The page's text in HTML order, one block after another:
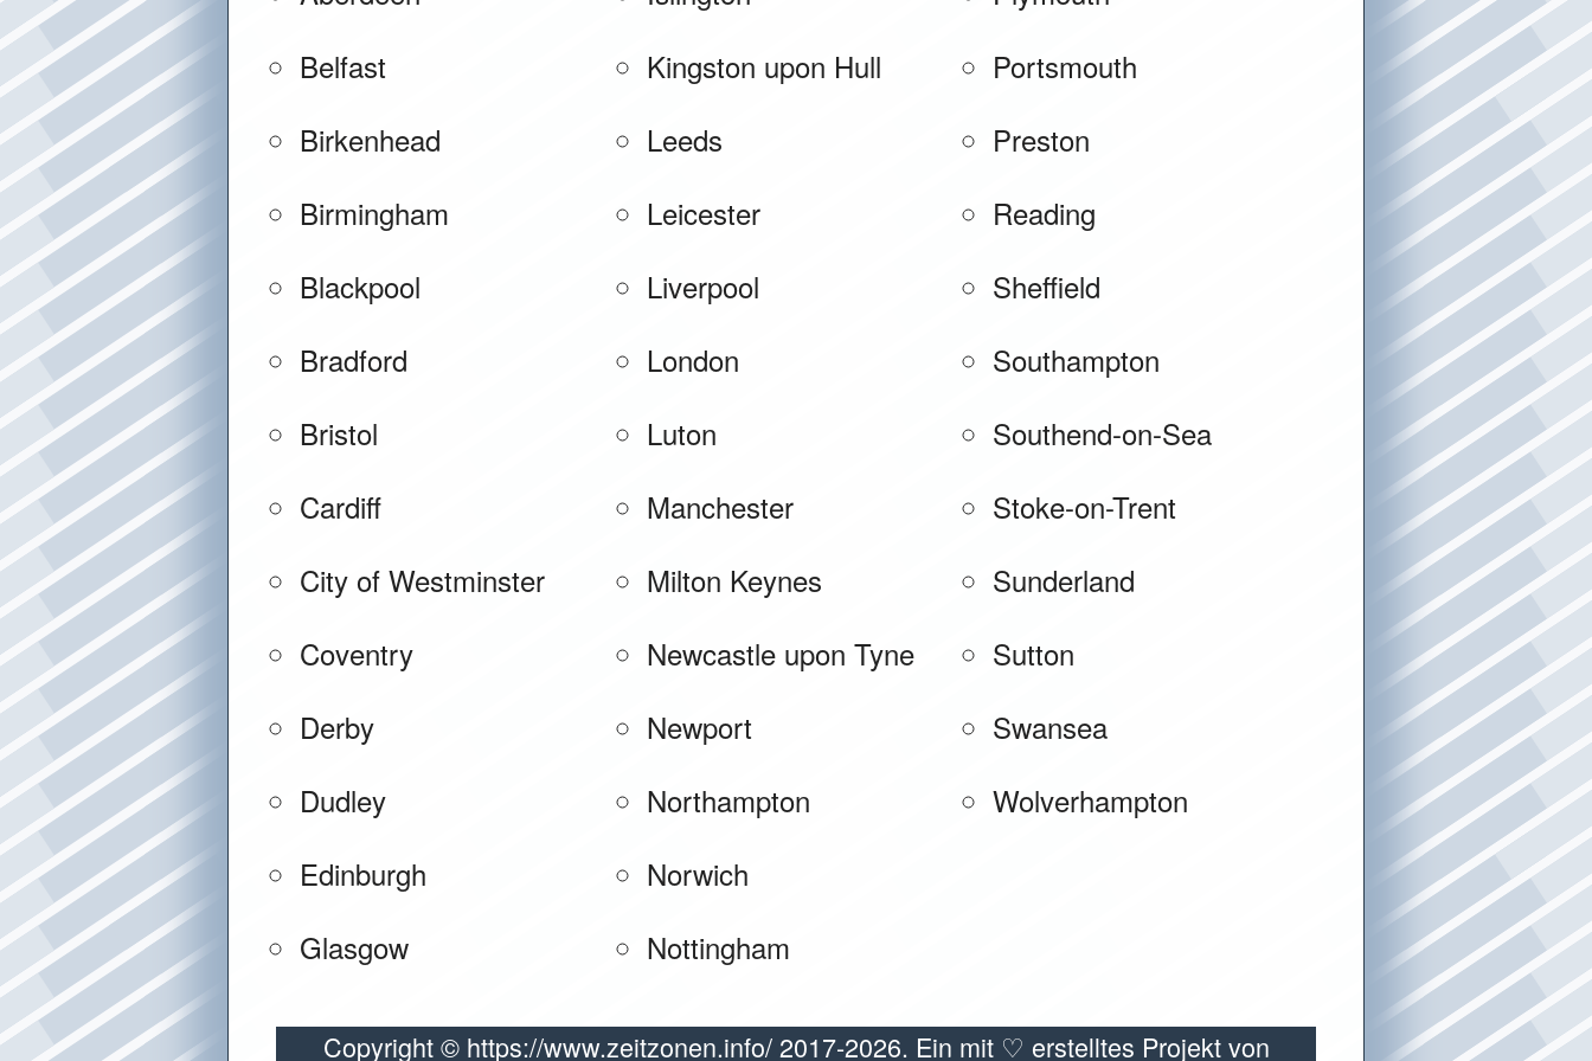
Belfast
Birkenhead
Birmingham
Blackpool
Bradford
Bristol
Cardiff
City of Westminster
Coventry
Derby
Dudley
Edinburgh
Glasgow
Kingston upon Hull
Leeds
Leicester
Liverpool
London
Luton
Manchester
Milton Keynes
Newcastle upon Tyne
Newport
Northampton
Norwich
Nottingham
Portsmouth
Preston
Reading
Sheffield
Southampton
Southend-on-Sea
Stoke-on-Trent
Sunderland
Sutton
Swansea
Wolverhampton
Copyright © https://www.zeitzonen.info/ 2017-2026. Ein mit ♡ erstelltes Projekt von